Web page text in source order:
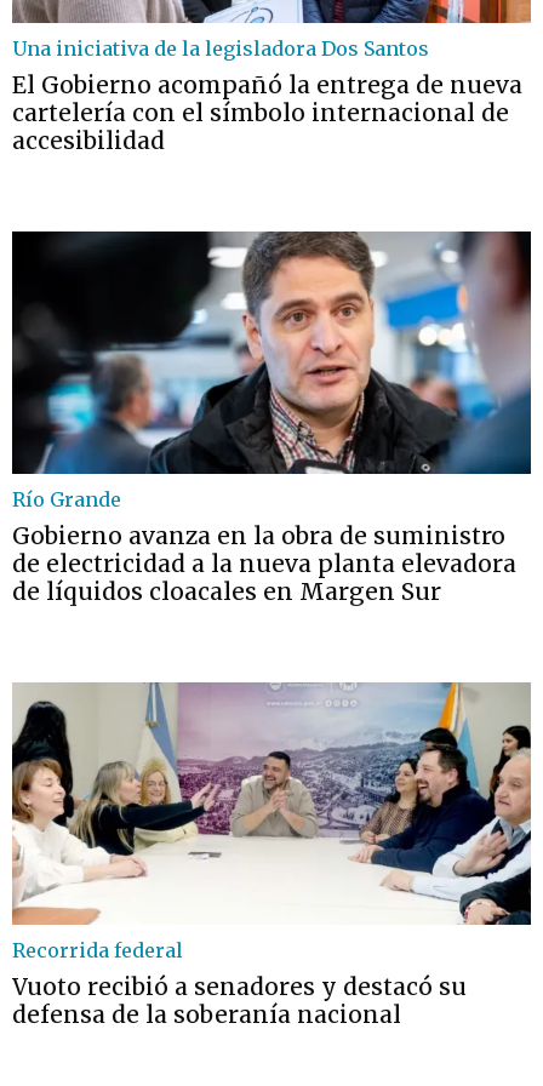
Una iniciativa de la legisladora Dos Santos
El Gobierno acompañó la entrega de nueva
cartelería con el símbolo internacional de
accesibilidad
Río Grande
Gobierno avanza en la obra de suministro
de electricidad a la nueva planta elevadora
de líquidos cloacales en Margen Sur
Recorrida federal
Vuoto recibió a senadores y destacó su
defensa de la soberanía nacional